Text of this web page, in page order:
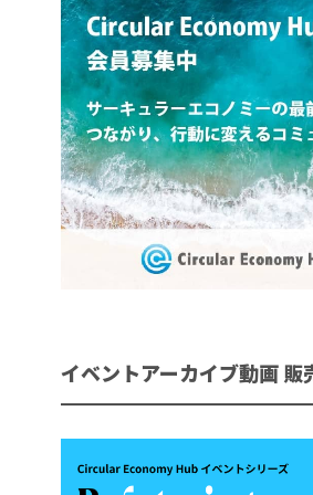
イベントアーカイブ動画 販